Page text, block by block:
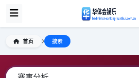
首页 搜索